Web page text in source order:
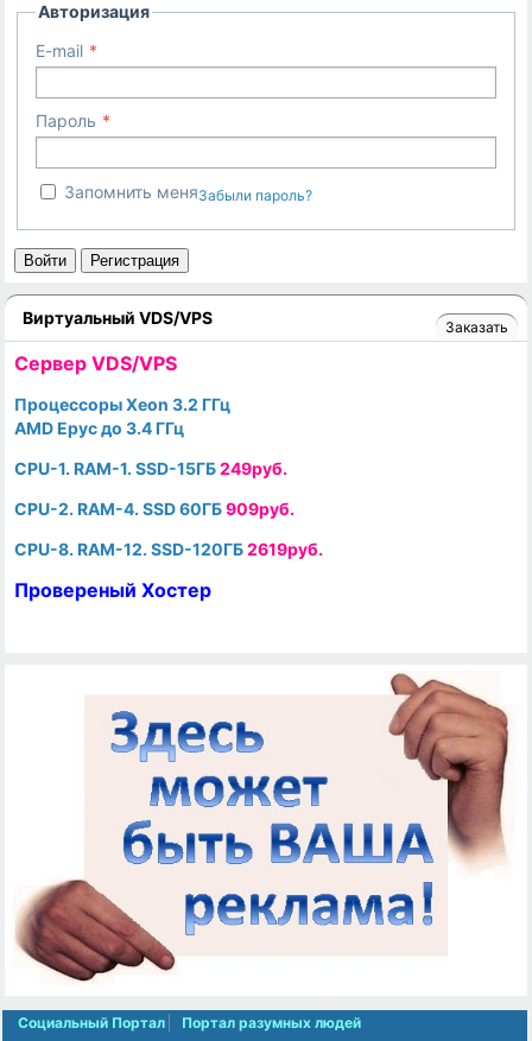
Авторизация
E-mail
Пароль
Запомнить меняЗабыли пароль?
Войти Регистрация
Виртуальный VDS/VPS Заказать
Cервер VDS/VPS
Процессоры Xeon 3.2 ГГц
AMD Epyc до 3.4 ГГц
CPU-1. RAM-1. SSD-15ГБ249руб.
CPU-2. RAM-4. SSD 60ГБ909руб.
CPU-8. RAM-12. SSD-120ГБ2619руб.
Провереный Хостер
Социальный Портал Портал разумных людей